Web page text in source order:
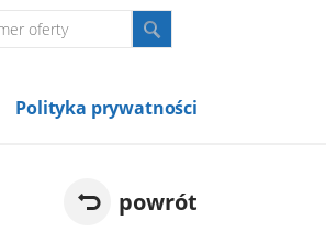
Polityka prywatności
powrót